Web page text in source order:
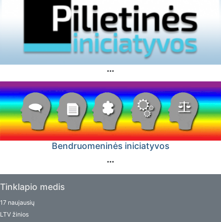
Bendruomeninės iniciatyvos
Tinklapio medis
17 naujausių
LTV žinios